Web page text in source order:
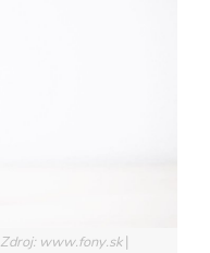
Zdroj: www.fony.sk